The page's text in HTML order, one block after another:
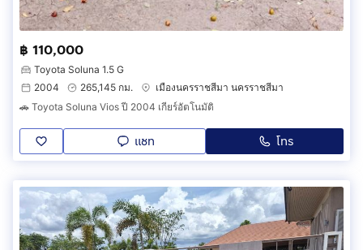
฿ 110,000
Toyota Soluna 1.5 G
2004
265,145 กม.
เมืองนครราชสีมา นครราชสีมา
🚗 Toyota Soluna Vios ปี 2004 เกียร์อัตโนมัติ
แชท โทร